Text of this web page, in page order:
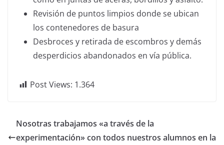
Revisión de puntos limpios donde se ubican
los contenedores de basura
Desbroces y retirada de escombros y demás
desperdicios abandonados en vía pública.
Post Views: 1.364
Nosotras trabajamos «a través de la
experimentación» con todos nuestros alumnos en la